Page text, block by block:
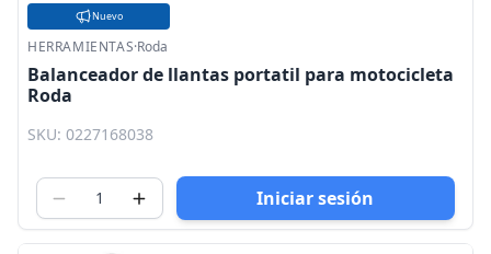
Nuevo
HERRAMIENTAS·Roda
Balanceador de llantas portatil para motocicleta
Roda
SKU: 0227168038
Iniciar sesión